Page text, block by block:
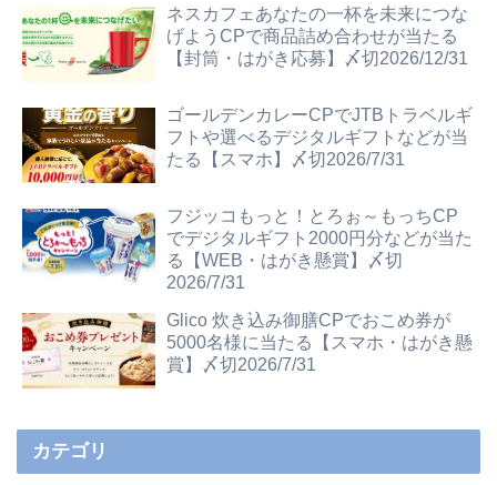
ネスカフェあなたの一杯を未来につな
げようCPで商品詰め合わせが当たる
【封筒・はがき応募】〆切2026/12/31
ゴールデンカレーCPでJTBトラベルギ
フトや選べるデジタルギフトなどが当
たる【スマホ】〆切2026/7/31
フジッコもっと！とろぉ～もっちCP
でデジタルギフト2000円分などが当た
る【WEB・はがき懸賞】〆切
2026/7/31
Glico 炊き込み御膳CPでおこめ券が
5000名様に当たる【スマホ・はがき懸
賞】〆切2026/7/31
カテゴリ